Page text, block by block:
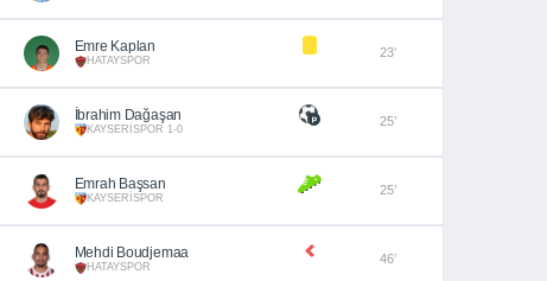
Emre Kaplan
HATAYSPOR
23’
İbrahim Dağaşan
KAYSERİSPOR 1-0
25’
Emrah Başsan
KAYSERİSPOR
25’
Mehdi Boudjemaa
HATAYSPOR
46’